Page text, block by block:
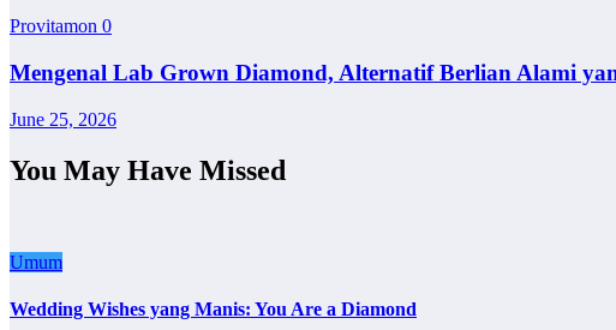
Provitamon 0
Mengenal Lab Grown Diamond, Alternatif Berlian Alami
June 25, 2026
You May Have Missed
Umum
Wedding Wishes yang Manis: You Are a Diamond